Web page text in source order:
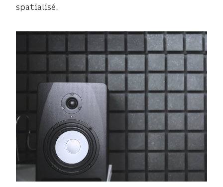
spatialisé.